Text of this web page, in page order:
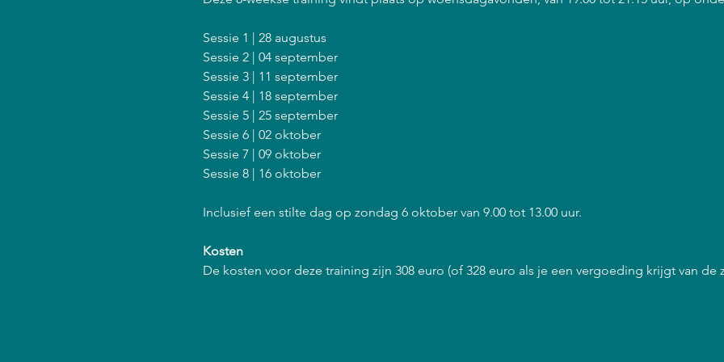
Sessie 1 | 28 augustus
Sessie 2 | 04 september
Sessie 3 | 11 september
Sessie 4 | 18 september
Sessie 5 | 25 september
Sessie 6 | 02 oktober
Sessie 7 | 09 oktober
Sessie 8 | 16 oktober
Inclusief een stilte dag op zondag 6 oktober van 9.00 tot 13.00 uur.
Kosten
De kosten voor deze training zijn 308 euro (of 328 euro als je een vergoeding krijgt van de